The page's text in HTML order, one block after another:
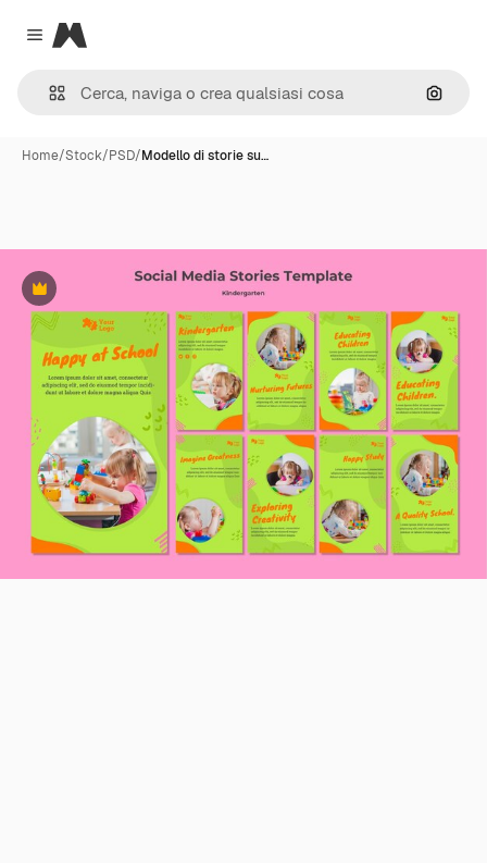
Close menu
Magnific
Cerca
Home/Stock/PSD/Modello di storie su…
Premium